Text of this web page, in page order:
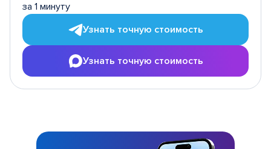
за 1 минуту
Узнать точную стоимость
Узнать точную стоимость